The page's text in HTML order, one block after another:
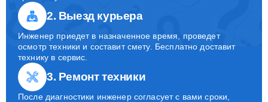
2. Выезд курьера
Инженер приедет в назначенное время, проведет
осмотр техники и составит смету. Бесплатно доставит
технику в сервис.
3. Ремонт техники
После диагностики инженер согласует с вами сроки,